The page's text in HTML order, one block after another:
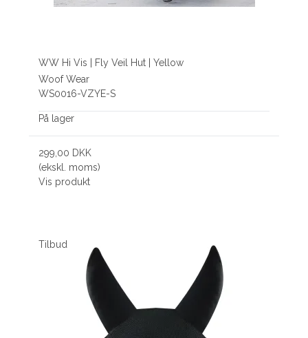
WW Hi Vis | Fly Veil Hut | Yellow
Woof Wear
WS0016-VZYE-S
På lager
299,00 DKK
(ekskl. moms)
Vis produkt
Tilbud